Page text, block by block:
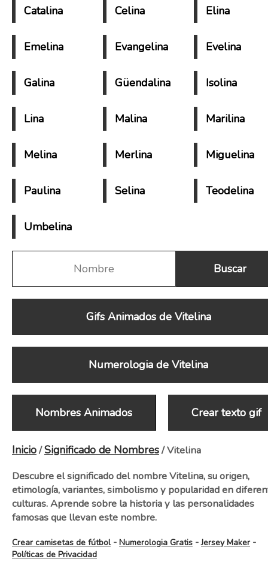
Catalina Celina Elina
Emelina Evangelina Evelina
Galina Güendalina Isolina
Lina Malina Marilina
Melina Merlina Miguelina
Paulina Selina Teodelina
Umbelina
Gifs Animados de Vitelina
Numerologia de Vitelina
Nombres Animados Crear texto gif
Inicio/Significado de Nombres/ Vitelina
Descubre el significado del nombre Vitelina, su origen,
etimología, variantes, simbolismo y popularidad en
culturas. Aprende sobre la historia y las personalidades
famosas que llevan este nombre.
Crear camisetas de fútbol- Numerologia Gratis -Jersey Maker-
Políticas de Privacidad